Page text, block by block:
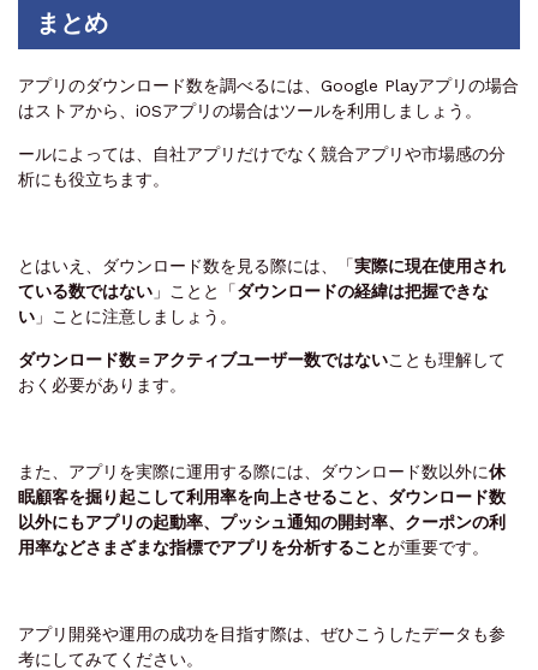
まとめ
アプリのダウンロード数を調べるには、Google Playアプリの場合
はストアから、iOSアプリの場合はツールを利用しましょう。
ールによっては、自社アプリだけでなく競合アプリや市場感の分
析にも役立ちます。
とはいえ、ダウンロード数を見る際には、 「実際に現在使用され
ている数ではない 」 ことと 「ダウンロードの経緯は把握できな
い 」 ことに注意しましょう。
ダウンロード数＝アクティブユーザー数ではないことも理解して
おく必要があります。
また、アプリを実際に運用する際には、ダウンロード数以外に休
眠顧客を掘り起こして利用率を向上させること、ダウンロード数
以外にもアプリの起動率、プッシュ通知の開封率、クーポンの利
用率などさまざまな指標でアプリを分析することが重要です。
アプリ開発や運用の成功を目指す際は、ぜひこうしたデータも参
考にしてみてください。